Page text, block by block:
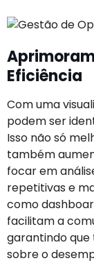
Eficiência
Com uma
podem ser
Isso não só
também
focar em
repetitivas e
como
facilitam a
garantindo que
sobre o